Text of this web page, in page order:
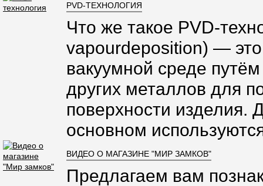
PVD-ТЕХНОЛОГИЯ
Что же такое PVD-
vapourdeposition) —
вакуумной среде
других металлов для
поверхности изделия.
основном
ВИДЕО О МАГАЗИНЕ "МИР ЗАМКОВ"
Предлагаем вам